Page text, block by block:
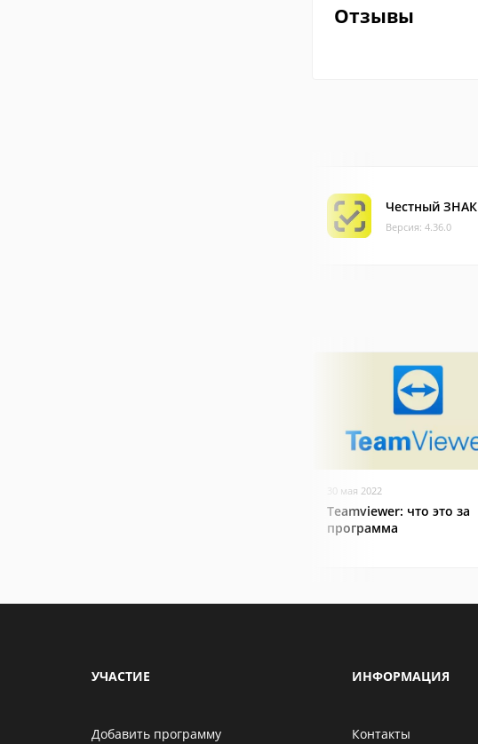
Отзывы
Честный ЗНАК
Версия: 4.36.0
30 мая 2022
Teamviewer: что это за
программа
УЧАСТИЕ
Добавить программу
ИНФОРМАЦИЯ
Контакты